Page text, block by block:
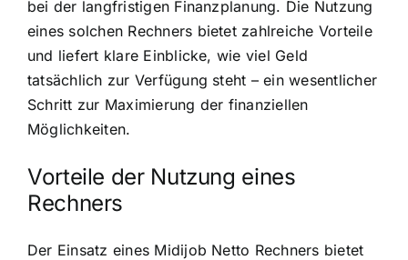
bei der langfristigen Finanzplanung. Die Nutzung
eines solchen Rechners bietet zahlreiche Vorteile
und liefert klare Einblicke, wie viel Geld
tatsächlich zur Verfügung steht – ein wesentlicher
Schritt zur Maximierung der finanziellen
Möglichkeiten.
Vorteile der Nutzung eines
Rechners
Der Einsatz eines Midijob Netto Rechners bietet